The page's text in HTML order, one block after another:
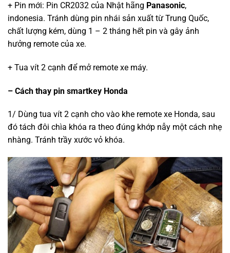
+ Pin mới: Pin CR2032 của Nhật hãng Panasonic,
indonesia. Tránh dùng pin nhái sản xuất từ Trung Quốc,
chất lượng kém, dùng 1 – 2 tháng hết pin và gây ảnh
hưởng remote của xe.
+ Tua vít 2 cạnh để mở remote xe máy.
– Cách thay pin smartkey Honda
1/ Dùng tua vít 2 cạnh cho vào khe remote xe Honda, sau
đó tách đôi chìa khóa ra theo đúng khớp nẫy một cách nhẹ
nhàng. Tránh trầy xước vỏ khóa.